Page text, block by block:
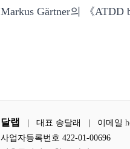
Markus Gärtner의 《ATDD
달랩 대표 송달래 이메일
사업자등록번호 422-01-00696